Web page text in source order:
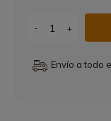
- +
Envío a todo